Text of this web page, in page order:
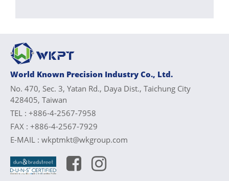
World Known Precision Industry Co., Ltd.
No. 470, Sec. 3, Yatan Rd., Daya Dist., Taichung City
428405, Taiwan
TEL : +886-4-2567-7958
FAX : +886-4-2567-7929
E-MAIL : wkptmkt@wkgroup.com